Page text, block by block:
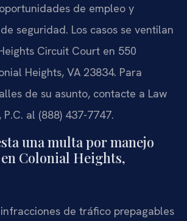
de empleo y
seguridad. Los casos se ventilan
Circuit Court en 550
Heights, VA 23834. Para
de su asunto, contacte a Law
P.C. al (888) 437-7747.
una multa por manejo
Colonial Heights,
de tráfico prepagables